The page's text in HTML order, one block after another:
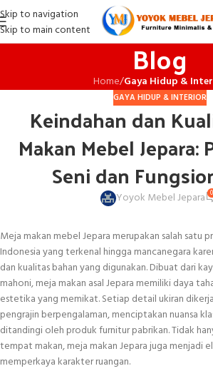
Skip to navigation
Skip to main content
Blog
Home/Gaya Hidup &
GAYA HIDUP & INTERIOR
Keindahan dan
Makan Mebel Jepara:
Seni dan
Yoyok Mebel Jepara 0
Meja makan mebel Jepara merupakan salah satu
Indonesia yang terkenal hingga mancanegara
dan kualitas bahan yang digunakan. Dibuat dari
mahoni, meja makan asal Jepara memiliki daya
estetika yang memikat. Setiap detail ukiran
pengrajin berpengalaman, menciptakan nuansa
ditandingi oleh produk furnitur pabrikan. Tidak
tempat makan, meja makan Jepara juga menjadi
memperkaya karakter ruangan.